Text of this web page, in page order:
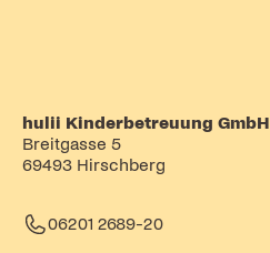
hulii Kinderbetreuung GmbH
Breitgasse 5
69493 Hirschberg
06201 2689-20